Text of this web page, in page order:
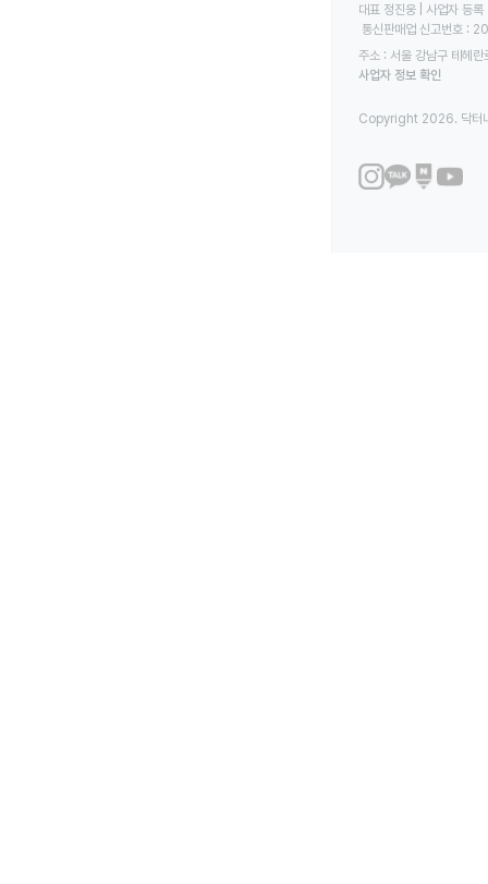
대표 정진웅 | 사업자
통신판매업 신고번호
주소 : 서울 강남구 테헤
사업자 정보 확인
Copyright 2026. 닥터